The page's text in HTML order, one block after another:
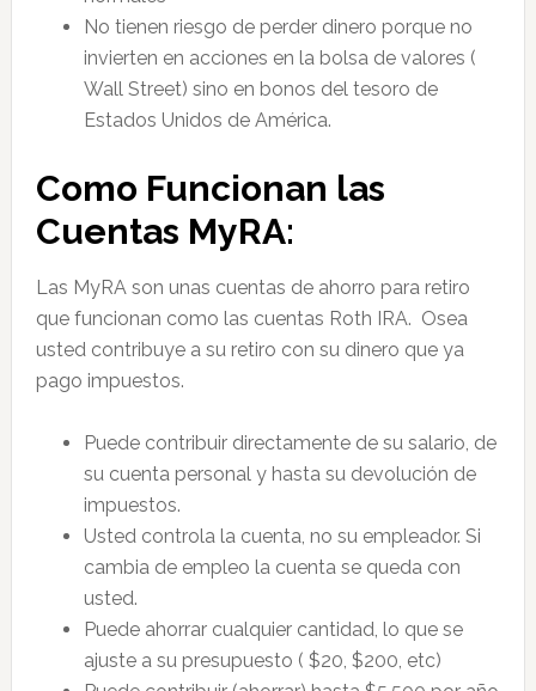
No tienen riesgo de perder dinero porque no
invierten en acciones en la bolsa de valores (
Wall Street) sino en bonos del tesoro de
Estados Unidos de América.
Como Funcionan las
Cuentas MyRA:
Las MyRA son unas cuentas de ahorro para retiro
que funcionan como las cuentas Roth IRA. Osea
usted contribuye a su retiro con su dinero que ya
pago impuestos.
Puede contribuir directamente de su salario, de
su cuenta personal y hasta su devolución de
impuestos.
Usted controla la cuenta, no su empleador. Si
cambia de empleo la cuenta se queda con
usted.
Puede ahorrar cualquier cantidad, lo que se
ajuste a su presupuesto ( $20, $200, etc)